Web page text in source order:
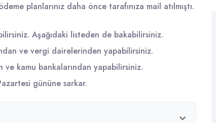
planlarınız daha önce tarafınıza mail atılmıştı.
Aşağıdaki listeden de bakabilirsiniz.
ve vergi dairelerinden yapabilirsiniz.
kamu bankalarından yapabilirsiniz.
gününe sarkar.